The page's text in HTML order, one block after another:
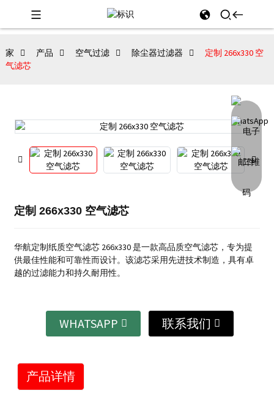
家 产品 空气过滤 除尘器过滤器
定制 266x330 空
气滤芯
定制 266x330 空气滤芯
华航定制纸质空气滤芯 266x330 是一款高品质空气滤芯，专为提
供最佳性能和可靠性而设计。该滤芯采用先进技术制造，具有卓
越的过滤能力和持久耐用性。
WHATSAPP 联系我们
产品详情